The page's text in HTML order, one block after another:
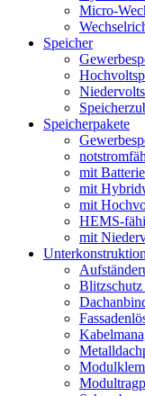
Micro-
Speicher
Speicherpakete
mit
mit
mit
HEMS-
mit
Unterkonstruktion